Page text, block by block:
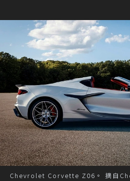
Chevrolet Corvette Z06。 摘自